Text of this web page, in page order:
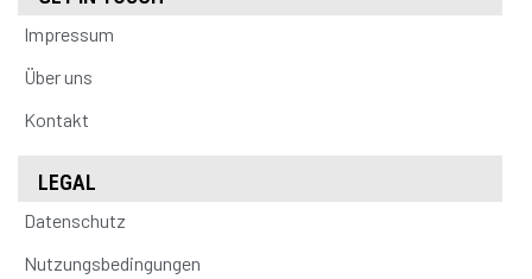
Impressum
Über uns
Kontakt
LEGAL
Datenschutz
Nutzungsbedingungen